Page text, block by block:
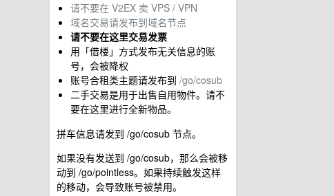
请不要在 V2EX 卖 VPS / VPN
域名交易请发布到域名节点
请不要在这里交易发票
用「借楼」方式发布无关信息的账
号，会被降权
账号合租类主题请发布到 /go/cosub
二手交易是用于出售自用物件。请不
要在这里进行全新物品。
拼车信息请发到 /go/cosub 节点。
如果没有发送到 /go/cosub，那么会被移
动到 /go/pointless。如果持续触发这样
的移动，会导致账号被禁用。